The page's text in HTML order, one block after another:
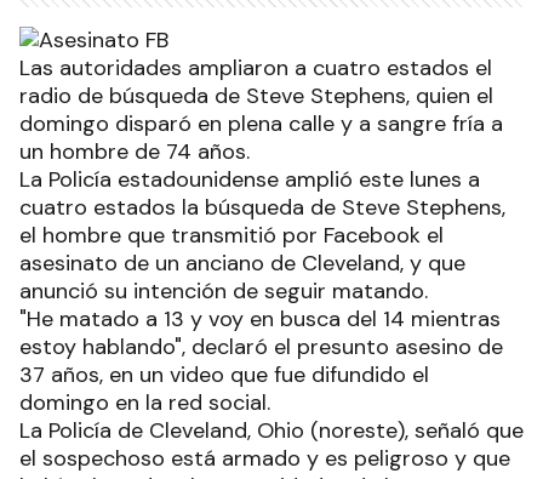
Las autoridades ampliaron a cuatro estados el
radio de búsqueda de Steve Stephens, quien el
domingo disparó en plena calle y a sangre fría a
un hombre de 74 años.
La Policía estadounidense amplió este lunes a
cuatro estados la búsqueda de Steve Stephens,
el hombre que transmitió por Facebook el
asesinato de un anciano de Cleveland, y que
anunció su intención de seguir matando.
"He matado a 13 y voy en busca del 14 mientras
estoy hablando", declaró el presunto asesino de
37 años, en un video que fue difundido el
domingo en la red social.
La Policía de Cleveland, Ohio (noreste), señaló que
el sospechoso está armado y es peligroso y que